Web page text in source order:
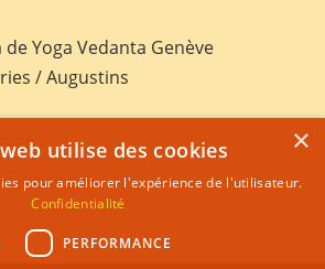
Yoga Vedanta Genève
/ Augustins
28
×
utilise des cookies
pour améliorer l'expérience de l'utilisateur.
Confidentialité
PERFORMANCE